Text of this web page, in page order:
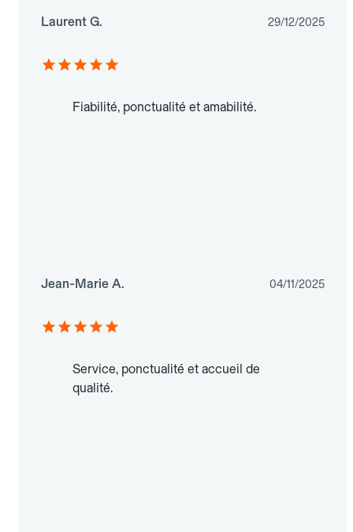
Laurent G. 29/12/2025
Fiabilité, ponctualité et amabilité.
Jean-Marie A. 04/11/2025
Service, ponctualité et accueil de
qualité.